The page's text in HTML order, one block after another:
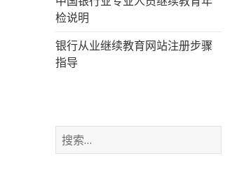
检说明
银行从业继续教育网站注册步骤
指导
搜
索：